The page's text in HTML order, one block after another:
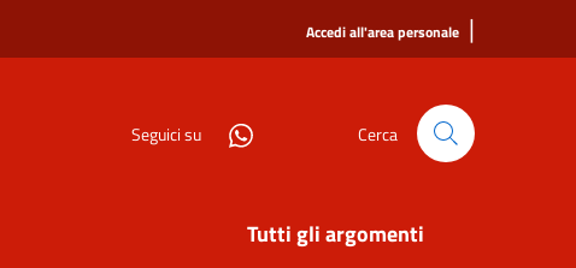
Accedi all'area personale |
Seguici su Cerca
Tutti gli argomenti